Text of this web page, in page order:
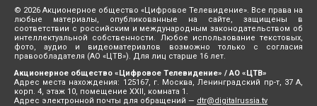
© 2026 Акционерное общество «Цифровое Телевидение». Все права на
любые материалы, опубликованные на сайте, защищены в
соответствии с российским и международным законодательством об
интеллектуальной собственности. Любое использование текстовых,
фото, аудио и видеоматериалов возможно только с согласия
правообладателя (АО «ЦТВ»). Для лиц старше 16 лет.
Акционерное общество «Цифровое Телевидение» / АО «ЦТВ»
Адрес места нахождения: 125167, г. Москва, Ленинградский пр-т, 37 А,
корп. 4, этаж 10, помещение XXII, комната 1.
Адрес электронной почты для обращений — dtr@digitalrussia.tv